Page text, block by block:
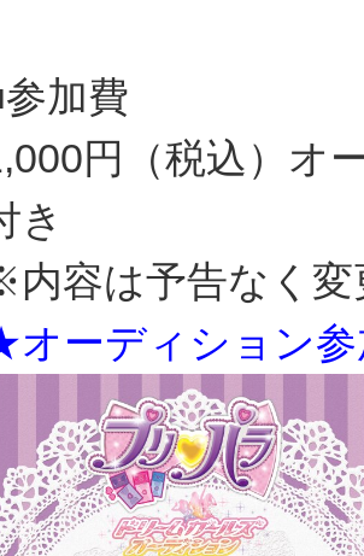
加費
円（税込）オ
き
内容は予告なく
ーディション参